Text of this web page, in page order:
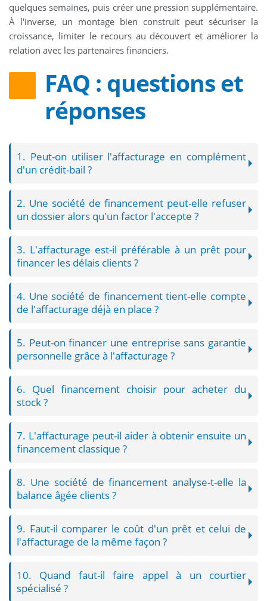
quelques semaines, puis créer une pression supplémentaire.
À l'inverse, un montage bien construit peut sécuriser la
croissance, limiter le recours au découvert et améliorer la
relation avec les partenaires financiers.
FAQ : questions et
réponses
1. Peut-on utiliser l'affacturage en complément
d'un crédit-bail ?
2. Une société de financement peut-elle refuser
un dossier alors qu'un factor l'accepte ?
3. L'affacturage est-il préférable à un prêt pour
financer les délais clients ?
4. Une société de financement tient-elle compte
de l'affacturage déjà en place ?
5. Peut-on financer une entreprise sans garantie
personnelle grâce à l'affacturage ?
6. Quel financement choisir pour acheter du
stock ?
7. L'affacturage peut-il aider à obtenir ensuite un
financement classique ?
8. Une société de financement analyse-t-elle la
balance âgée clients ?
9. Faut-il comparer le coût d'un prêt et celui de
l'affacturage de la même façon ?
10. Quand faut-il faire appel à un courtier
spécialisé ?